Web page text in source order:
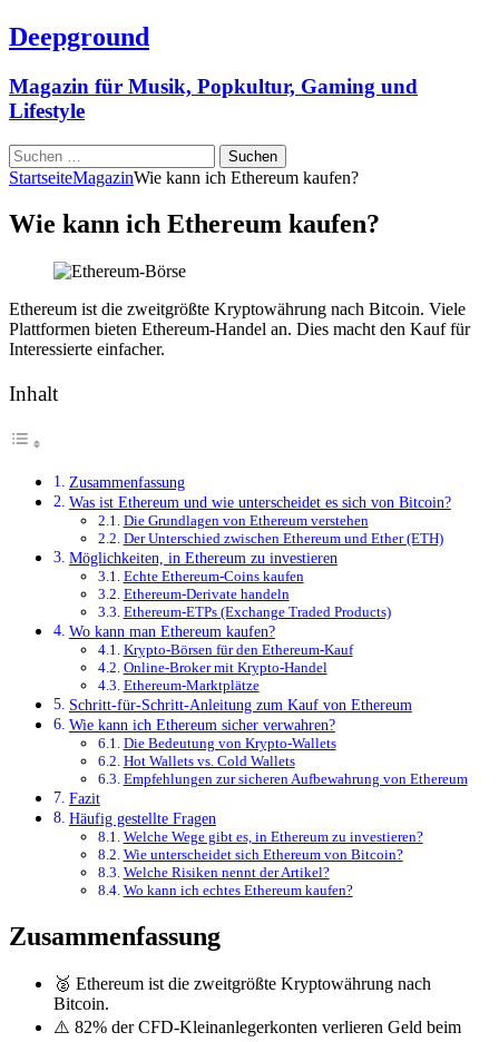
Deepground
Magazin für Musik, Popkultur, Gaming und
Lifestyle
Suchen
nach:
StartseiteMagazinWie kann ich Ethereum kaufen?
Wie kann ich Ethereum kaufen?
Ethereum ist die zweitgrößte Kryptowährung nach Bitcoin. Viele
Plattformen bieten Ethereum-Handel an. Dies macht den Kauf für
Interessierte einfacher.
Inhalt
Zusammenfassung
Was ist Ethereum und wie unterscheidet es sich von Bitcoin?
Die Grundlagen von Ethereum verstehen
Der Unterschied zwischen Ethereum und Ether (ETH)
Möglichkeiten, in Ethereum zu investieren
Echte Ethereum-Coins kaufen
Ethereum-Derivate handeln
Ethereum-ETPs (Exchange Traded Products)
Wo kann man Ethereum kaufen?
Krypto-Börsen für den Ethereum-Kauf
Online-Broker mit Krypto-Handel
Ethereum-Marktplätze
Schritt-für-Schritt-Anleitung zum Kauf von Ethereum
Wie kann ich Ethereum sicher verwahren?
Die Bedeutung von Krypto-Wallets
Hot Wallets vs. Cold Wallets
Empfehlungen zur sicheren Aufbewahrung von Ethereum
Fazit
Häufig gestellte Fragen
Welche Wege gibt es, in Ethereum zu investieren?
Wie unterscheidet sich Ethereum von Bitcoin?
Welche Risiken nennt der Artikel?
Wo kann ich echtes Ethereum kaufen?
Zusammenfassung
🥈 Ethereum ist die zweitgrößte Kryptowährung nach
Bitcoin.
⚠️ 82% der CFD-Kleinanlegerkonten verlieren Geld beim